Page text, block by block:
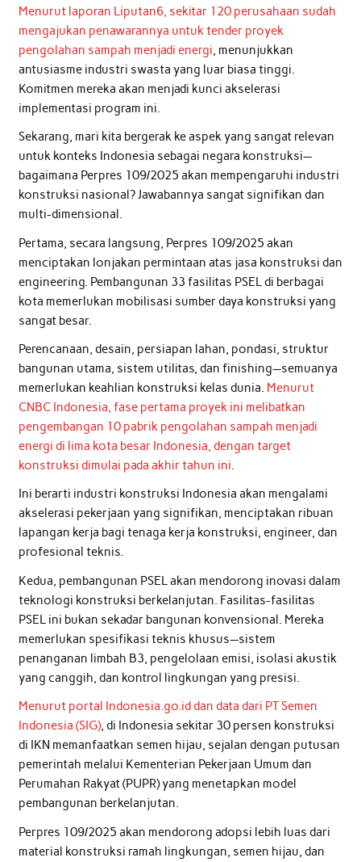
Menurut laporan Liputan6, sekitar 120 perusahaan sudah
mengajukan penawarannya untuk tender proyek
pengolahan sampah menjadi energi, menunjukkan
antusiasme industri swasta yang luar biasa tinggi.
Komitmen mereka akan menjadi kunci akselerasi
implementasi program ini.
Sekarang, mari kita bergerak ke aspek yang sangat relevan
untuk konteks Indonesia sebagai negara konstruksi—
bagaimana Perpres 109/2025 akan mempengaruhi industri
konstruksi nasional? Jawabannya sangat signifikan dan
multi-dimensional.
Pertama, secara langsung, Perpres 109/2025 akan
menciptakan lonjakan permintaan atas jasa konstruksi dan
engineering. Pembangunan 33 fasilitas PSEL di berbagai
kota memerlukan mobilisasi sumber daya konstruksi yang
sangat besar.
Perencanaan, desain, persiapan lahan, pondasi, struktur
bangunan utama, sistem utilitas, dan finishing—semuanya
memerlukan keahlian konstruksi kelas dunia. Menurut
CNBC Indonesia, fase pertama proyek ini melibatkan
pengembangan 10 pabrik pengolahan sampah menjadi
energi di lima kota besar Indonesia, dengan target
konstruksi dimulai pada akhir tahun ini.
Ini berarti industri konstruksi Indonesia akan mengalami
akselerasi pekerjaan yang signifikan, menciptakan ribuan
lapangan kerja bagi tenaga kerja konstruksi, engineer, dan
profesional teknis.
Kedua, pembangunan PSEL akan mendorong inovasi dalam
teknologi konstruksi berkelanjutan. Fasilitas-fasilitas
PSEL ini bukan sekadar bangunan konvensional. Mereka
memerlukan spesifikasi teknis khusus—sistem
penanganan limbah B3, pengelolaan emisi, isolasi akustik
yang canggih, dan kontrol lingkungan yang presisi.
Menurut portal Indonesia.go.id dan data dari PT Semen
Indonesia (SIG), di Indonesia sekitar 30 persen konstruksi
di IKN memanfaatkan semen hijau, sejalan dengan putusan
pemerintah melalui Kementerian Pekerjaan Umum dan
Perumahan Rakyat (PUPR) yang menetapkan model
pembangunan berkelanjutan.
Perpres 109/2025 akan mendorong adopsi lebih luas dari
material konstruksi ramah lingkungan, semen hijau, dan